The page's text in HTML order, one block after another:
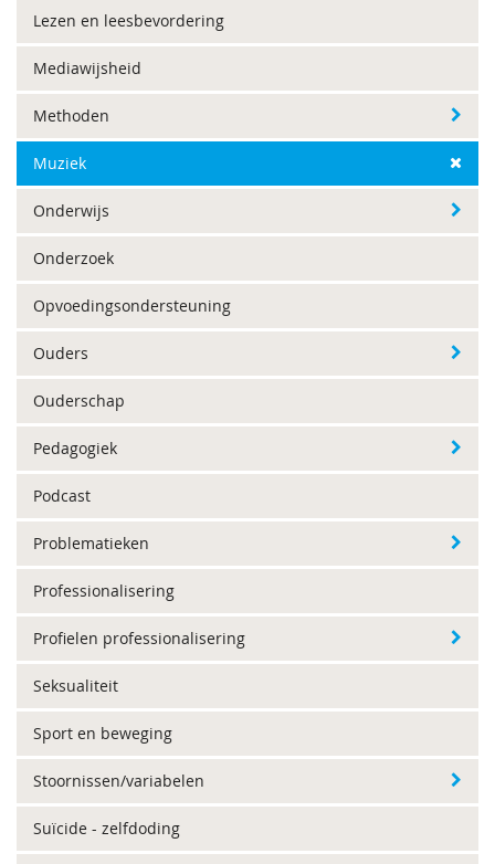
Lezen en leesbevordering
Mediawijsheid
Methoden
Muziek
Onderwijs
Onderzoek
Opvoedingsondersteuning
Ouders
Ouderschap
Pedagogiek
Podcast
Problematieken
Professionalisering
Profielen professionalisering
Seksualiteit
Sport en beweging
Stoornissen/variabelen
Suïcide - zelfdoding